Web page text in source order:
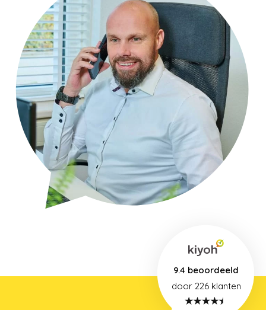
9.4 beoordeeld
door 226klanten